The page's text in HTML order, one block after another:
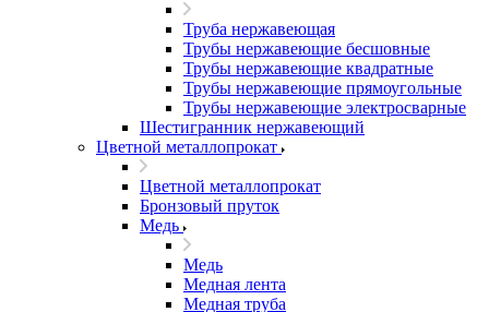
Труба нержавеющая
Трубы нержавеющие бесшовные
Трубы нержавеющие квадратные
Трубы нержавеющие прямоугольные
Трубы нержавеющие электросварные
Шестигранник нержавеющий
Цветной металлопрокат
Цветной металлопрокат
Бронзовый пруток
Медь
Медь
Медная лента
Медная труба